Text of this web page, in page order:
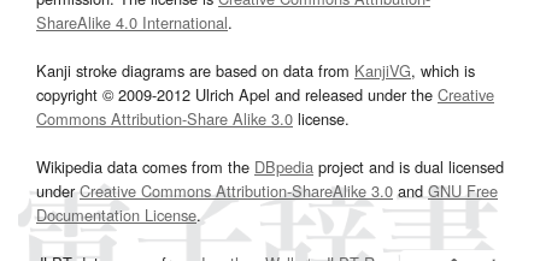
ShareAlike 4.0 International.
Kanji stroke diagrams are based on data from KanjiVG, which is
copyright © 2009-2012 Ulrich Apel and released under the Creative
Commons Attribution-Share Alike 3.0 license.
Wikipedia data comes from the DBpedia project and is dual licensed
underCreative Commons Attribution-ShareAlike 3.0and GNU Free
Documentation License.